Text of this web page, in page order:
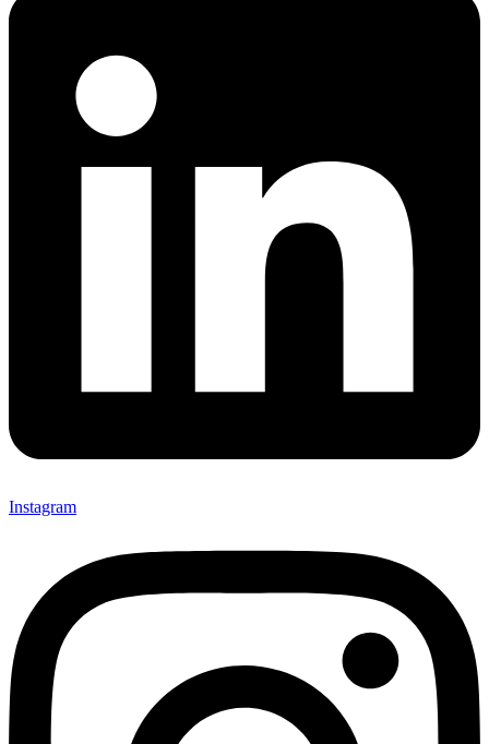
Instagram